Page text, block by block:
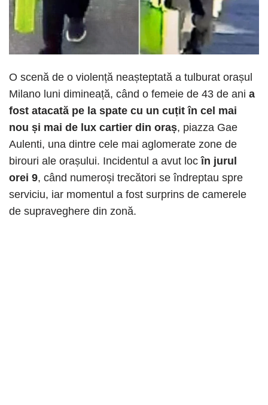
O scenă de o violență neașteptată a tulburat orașul
Milano luni dimineață, când o femeie de 43 de ani a
fost atacată pe la spate cu un cuțit în cel mai
nou și mai de lux cartier din oraș, piazza Gae
Aulenti, una dintre cele mai aglomerate zone de
birouri ale orașului. Incidentul a avut loc în jurul
orei 9, când numeroși trecători se îndreptau spre
serviciu, iar momentul a fost surprins de camerele
de supraveghere din zonă.